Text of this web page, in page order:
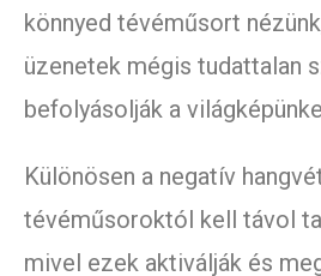
könnyed tévéműsort
üzenetek mégis tudattalan
befolyásolják a
Különösen a negatív
tévéműsoroktól kell távol
mivel ezek aktiválják és